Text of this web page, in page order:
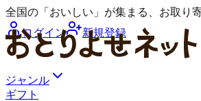
全国の「おいしい」が集まる、お取り
ログイン
新規登録
ジャンル
ギフト